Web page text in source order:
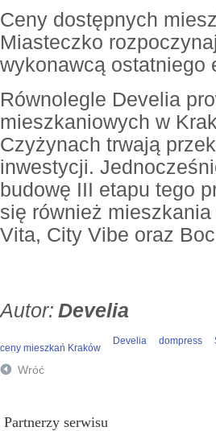
Ceny dostępnych
Miasteczko
wykonawcą ostatniego
Równolegle Develia
mieszkaniowych w
Czyżynach trwają
inwestycji.
budowę III etapu tego
się również
Vita, City Vibe oraz
Develia
ceny mieszkań Kraków
Develia dompress
Wróć
Partnerzy serwisu